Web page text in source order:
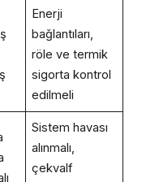
Enerji
bağlantıları,
röle ve termik
sigorta kontrol
edilmeli
Sistem havası
alınmalı,
çekvalf